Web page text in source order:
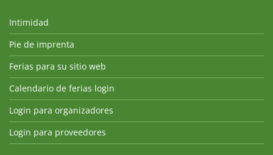
Intimidad
Pie de imprenta
Ferias para su sitio web
Calendario de ferias login
Login para organizadores
Login para proveedores